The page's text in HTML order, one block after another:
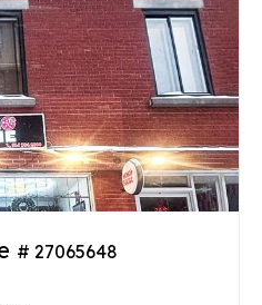
# 27065648